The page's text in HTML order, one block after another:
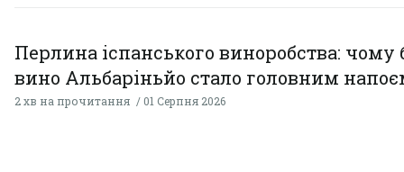
Перлина іспанського виноробства: чому
вино Альбаріньйо стало головним
2 хв на прочитання 01 Серпня 2026